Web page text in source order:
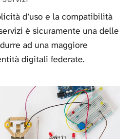
d’uso e la compatibilità
è sicuramente una delle
ad una maggiore
digitali federate.